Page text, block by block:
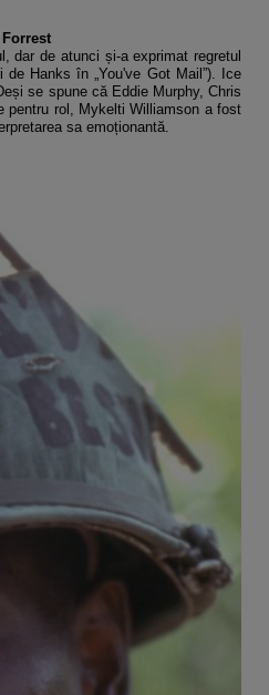
dar de atunci și-a exprimat regretul
Hanks în „You've Got Mail”). Ice
se spune că Eddie Murphy, Chris
pentru rol, Mykelti Williamson a fost
sa emoționantă.